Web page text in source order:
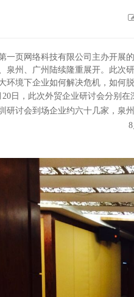
一页网络科技有限公司主办开展
泉州、广州陆续隆重展开。此次
环境下企业如何解决危机，如何
20 日，此次外贸企业研讨会分别在
研讨会到场企业约六十几家，泉
8